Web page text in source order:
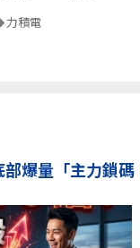
力積電
爆量「主力鎖碼